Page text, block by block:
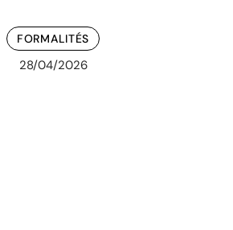
FORMALITÉS
28/04/2026